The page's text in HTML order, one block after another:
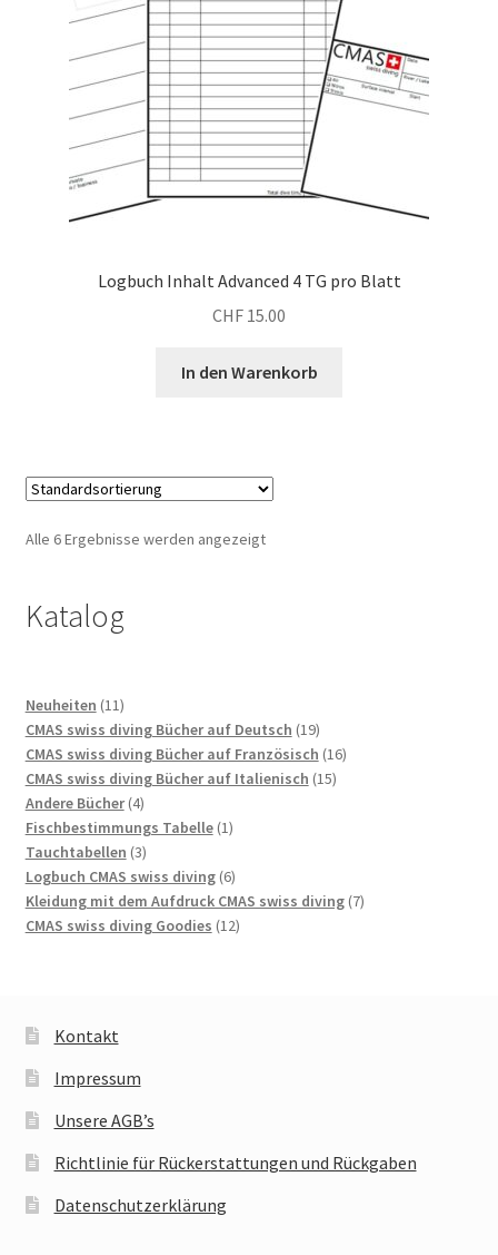
Logbuch Inhalt Advanced 4 TG pro Blatt
CHF 15.00
In den Warenkorb
Alle 6 Ergebnisse werden angezeigt
Katalog
Neuheiten 1111
Produkte
CMAS swiss diving Bücher auf Deutsch 1919
Produkte
CMAS swiss diving Bücher auf Französisch 1616
CMAS swiss diving Bücher auf Italienisch 1515
Andere Bücher 44
Produkte
Fischbestimmungs Tabelle 11
Tauchtabellen 33
Produkte
Logbuch CMAS swiss diving 66
Produkte
Kleidung mit dem Aufdruck CMAS swiss diving 77
CMAS swiss diving Goodies 1212
Kontakt
Impressum
Unsere AGB’s
Richtlinie für Rückerstattungen und Rückgaben
Datenschutzerklärung